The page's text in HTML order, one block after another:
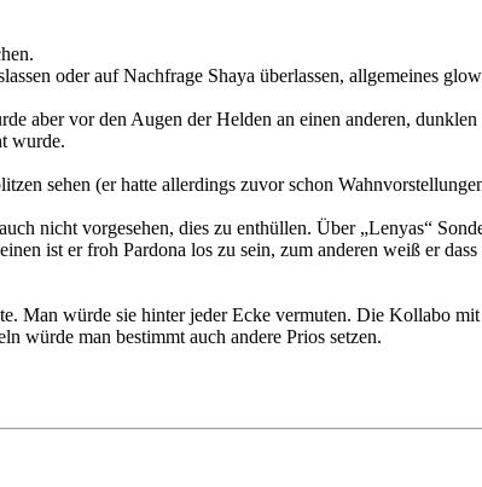
oder auf Nachfrage Shaya überlassen, allgemeines
aber vor den Augen der Helden an einen anderen,
wurde.
sehen (er hatte allerdings zuvor schon
nicht vorgesehen, dies zu enthüllen. Über „Lenyas“
ist er froh Pardona los zu sein, zum anderen weiß er
Man würde sie hinter jeder Ecke vermuten. Die Kollabo
würde man bestimmt auch andere Prios setzen.